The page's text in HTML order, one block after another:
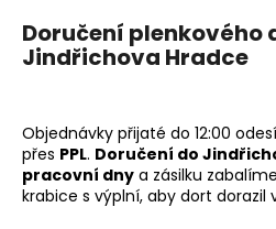
Doručení plenkového
Jindřichova Hradce
Objednávky přijaté do 12:00
přes PPL. Doručení do
pracovní dny a zásilku
krabice s výplní, aby dort
č
u
m
e
PLENKOVÁ